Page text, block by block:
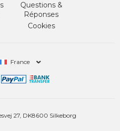
Questions &
Réponses
Cookies
France
27, DK8600 Silkeborg